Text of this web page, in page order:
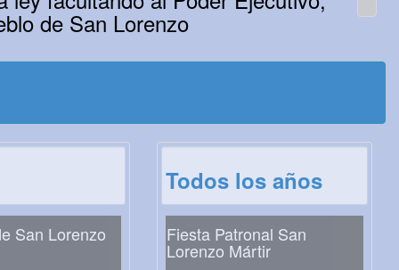
de San Lorenzo
San Lorenzo
Todos los años
Fiesta Patronal San
Lorenzo Mártir